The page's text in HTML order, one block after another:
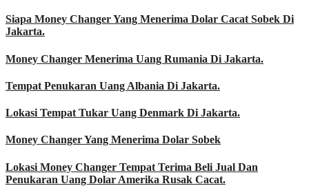
Siapa Money Changer Yang Menerima Dolar Cacat Sobek Di
Jakarta.
Money Changer Menerima Uang Rumania Di Jakarta.
Tempat Penukaran Uang Albania Di Jakarta.
Lokasi Tempat Tukar Uang Denmark Di Jakarta.
Money Changer Yang Menerima Dolar Sobek
Lokasi Money Changer Tempat Terima Beli Jual Dan
Penukaran Uang Dolar Amerika Rusak Cacat.